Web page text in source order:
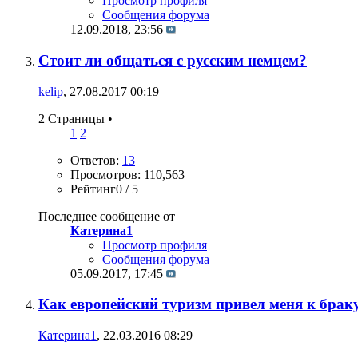
Сообщения форума
12.09.2018, 23:56
Стоит ли общаться с русским немцем?
kelip, 27.08.2017 00:19
2 Страницы •
1 2
Ответов: 13
Просмотров: 110,563
Рейтинг0 / 5
Последнее сообщение от
Катерина1
Просмотр профиля
Сообщения форума
05.09.2017, 17:45
Как европейский туризм привел меня к
Катерина1 , 22.03.2016 08:29